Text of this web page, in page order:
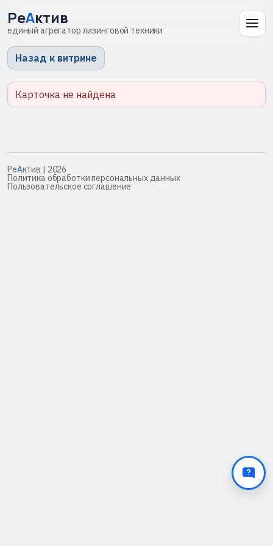
РеАктив
единый агрегатор лизинговой техники
Назад к витрине
Карточка не найдена
РеАктив | 2026
Политика обработки персональных данных
Пользовательское соглашение